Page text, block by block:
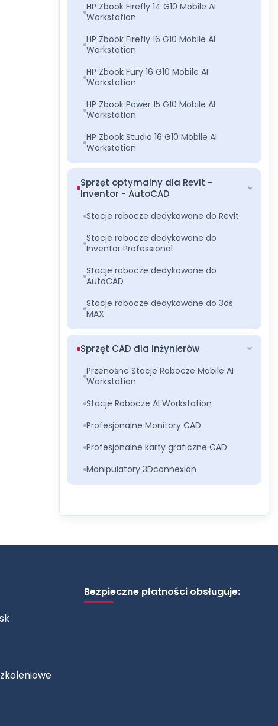
HP Zbook Firefly 14 G10 Mobile AI
Workstation
HP Zbook Firefly 16 G10 Mobile AI
Workstation
HP Zbook Fury 16 G10 Mobile AI
Workstation
HP Zbook Power 15 G10 Mobile AI
Workstation
HP Zbook Studio 16 G10 Mobile AI
Workstation
Sprzęt optymalny dla Revit -
Inventor - AutoCAD
Stacje robocze dedykowane do Revit
Stacje robocze dedykowane do
Inventor Professional
Stacje robocze dedykowane do
AutoCAD
Stacje robocze dedykowane do 3ds
MAX
Sprzęt CAD dla inżynierów
Przenośne Stacje Robocze Mobile AI
Workstation
Stacje Robocze AI Workstation
Profesjonalne Monitory CAD
Profesjonalne karty graficzne CAD
Manipulatory 3Dconnexion
Bezpieczne płatności obsługuje: